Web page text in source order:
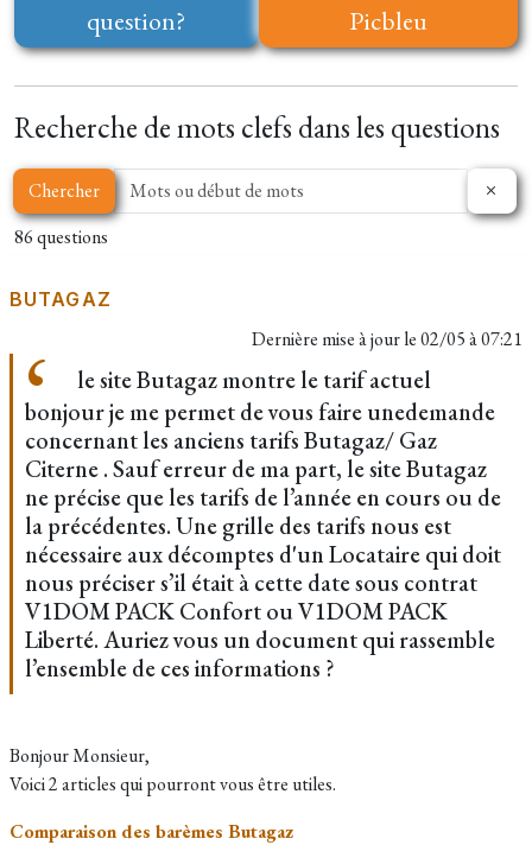
question?
Picbleu
Recherche de mots clefs dans les questions
Chercher
86 questions
BUTAGAZ
Dernière mise à jour le02/05 à 07:21
le site Butagaz montre le tarif actuel
bonjour je me permet de vous faire unedemande
concernant les anciens tarifs Butagaz/ Gaz
Citerne . Sauf erreur de ma part, le site Butagaz
ne précise que les tarifs de l’année en cours ou de
la précédentes. Une grille des tarifs nous est
nécessaire aux décomptes d'un Locataire qui doit
nous préciser s’il était à cette date sous contrat
V1DOM PACK Confort ou V1DOM PACK
Liberté. Auriez vous un document qui rassemble
l’ensemble de ces informations ?
Bonjour Monsieur,
Voici 2 articles qui pourront vous être utiles.
Comparaison des barèmes Butagaz